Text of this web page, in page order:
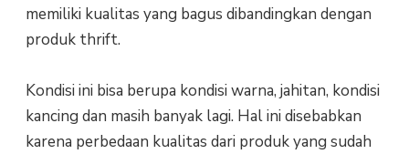
memiliki kualitas yang bagus dibandingkan dengan
produk thrift.
Kondisi ini bisa berupa kondisi warna, jahitan, kondisi
kancing dan masih banyak lagi. Hal ini disebabkan
karena perbedaan kualitas dari produk yang sudah